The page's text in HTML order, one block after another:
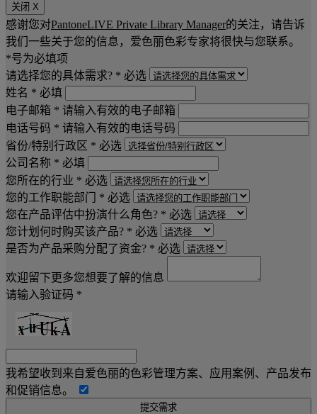
关闭 X
感谢您对PantoneLIVE Private Library Manager的关注，请告诉
我们一些关于您的信息，爱色丽色彩专家将很快与您联系。
*号为必填项
请选择您的具体需求? * 必选
姓名 * 必填
电子邮箱 * 请输入有效的电子邮箱
电话号码 * 请输入有效的电话号码
省份/特别行政区 * 必选
公司名称 * 必填
您所在的行业 * 必选
您的工作职能部门 * 必选
您在产品评估中扮演什么角色? * 必选
您计划何时购买该产品? * 必选
是否为产品采购分配了资金? * 必选
欢迎留下更多您想要了解的信息
请输入验证码 *
我希望收到来自爱色丽的色彩管理方案、应用案例、产品发布
和促销信息。